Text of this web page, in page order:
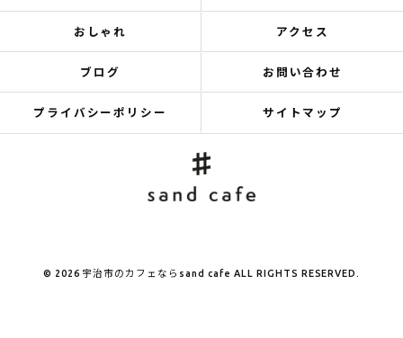
おしゃれ アクセス
ブログ お問い合わせ
プライバシーポリシー サイトマップ
© 2026 宇治市のカフェならsand cafe ALL RIGHTS RESERVED.